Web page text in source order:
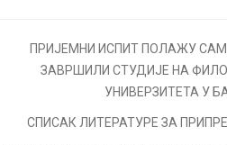
ПРИЈЕМНИ ИСПИТ ПОЛАЖУ
ЗАВРШИЛИ СТУДИЈЕ НА
УНИВЕРЗИТЕТА У
СПИСАК ЛИТЕРАТУРЕ ЗА